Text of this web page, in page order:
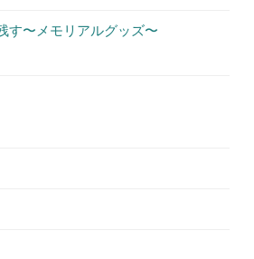
す〜メモリアルグッズ〜